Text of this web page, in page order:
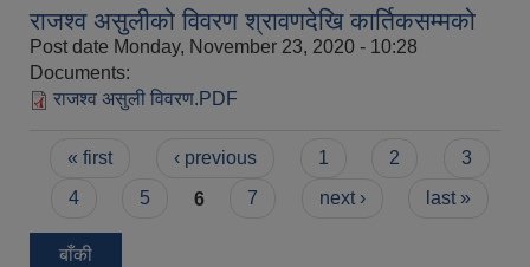
राजश्व असुलीको विवरण श्रावणदेखि कार्तिकसम्मको
Post date Monday, November 23, 2020 - 10:28
Documents:
राजश्व असुली विवरण.PDF
Pages
« first ‹ previous 1 2
3
4
5 6 7 next › last »
बाँकी